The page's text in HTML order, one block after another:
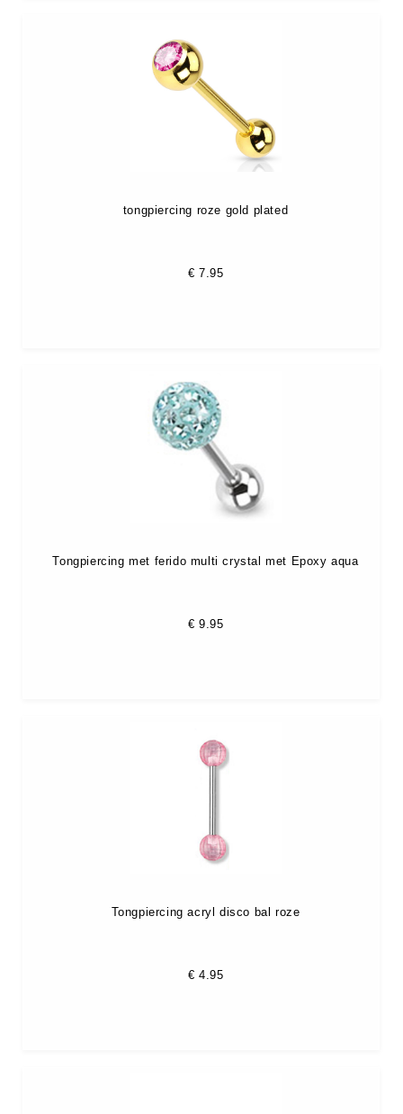
tongpiercing roze gold plated
€ 7.95
Tongpiercing met ferido multi crystal met Epoxy aqua
€ 9.95
Tongpiercing acryl disco bal roze
€ 4.95